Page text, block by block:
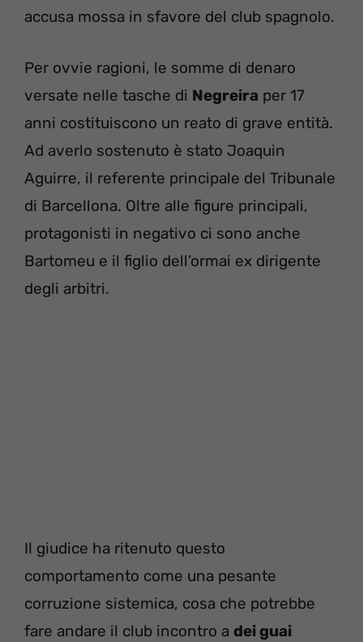
accusa mossa in sfavore del club spagnolo.
Per ovvie ragioni, le somme di denaro
versate nelle tasche di Negreira per 17
anni costituiscono un reato di grave entità.
Ad averlo sostenuto è stato Joaquin
Aguirre, il referente principale del Tribunale
di Barcellona. Oltre alle figure principali,
protagonisti in negativo ci sono anche
Bartomeu e il figlio dell’ormai ex dirigente
degli arbitri.
Il giudice ha ritenuto questo
comportamento come una pesante
corruzione sistemica, cosa che potrebbe
fare andare il club incontro a dei guai